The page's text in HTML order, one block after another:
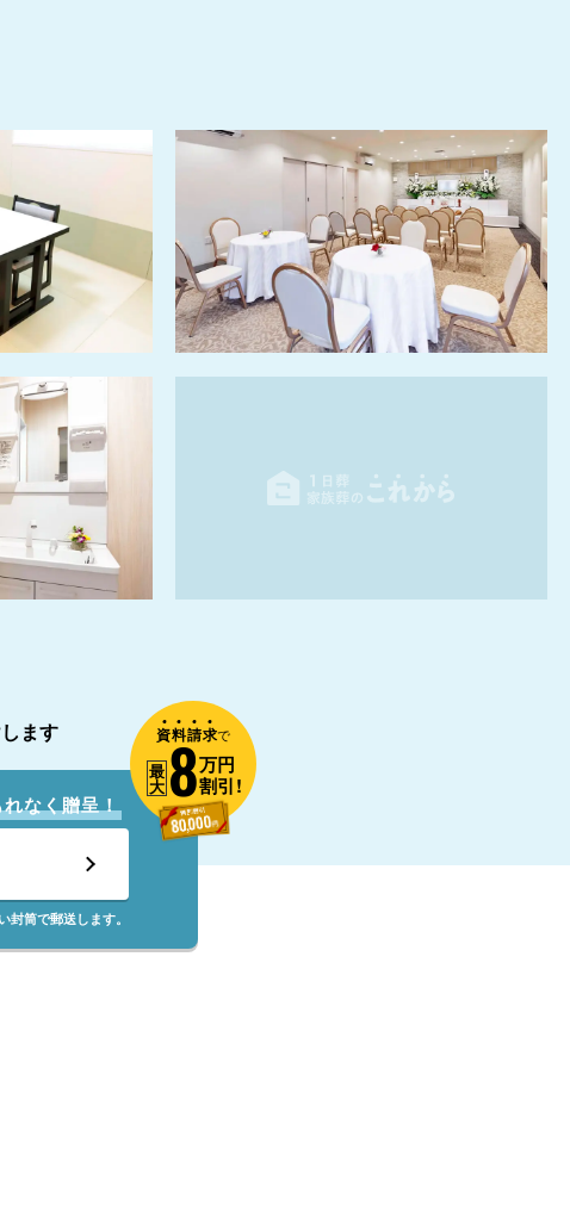
ます
なく贈呈！
封筒で郵送します。
資料請求で
最
大8万円
割引!